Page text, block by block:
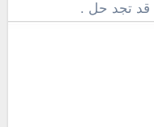
قد تجد حل .